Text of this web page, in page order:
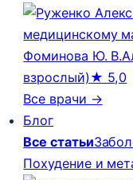
медицинскому
Фоминова Ю. В.
взрослый) ★ 5,0
Все врачи →
Блог
Все статьи
Похудение и